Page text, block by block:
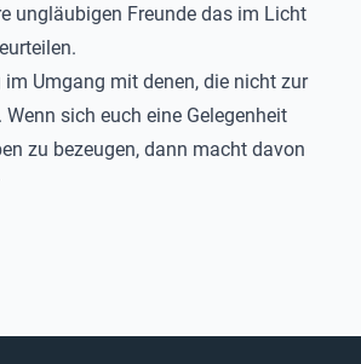
ungläubigen Freunde das im Licht
Umgang mit denen, die nicht zur
Wenn sich euch eine Gelegenheit
zu bezeugen, dann macht davon